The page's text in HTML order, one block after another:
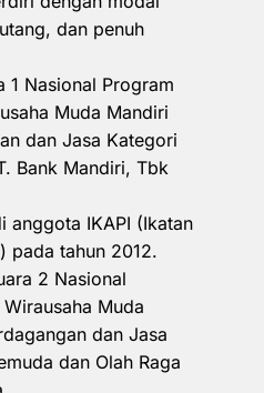
dan penuh
1 Nasional Program
Muda Mandiri
dan Jasa Kategori
Bank Mandiri, Tbk
anggota IKAPI (Ikatan
pada tahun 2012.
2 Nasional
Muda
dan Jasa
dan Olah Raga